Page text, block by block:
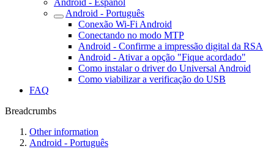
Android - Español
Android - Português
Conexão Wi-Fi Android
Conectando no modo MTP
Android - Confirme a impressão digital da RSA
Android - Ativar a opção "Fique acordado"
Como instalar o driver do Universal Android
Como viabilizar a verificação do USB
FAQ
Breadcrumbs
Other information
Android - Português